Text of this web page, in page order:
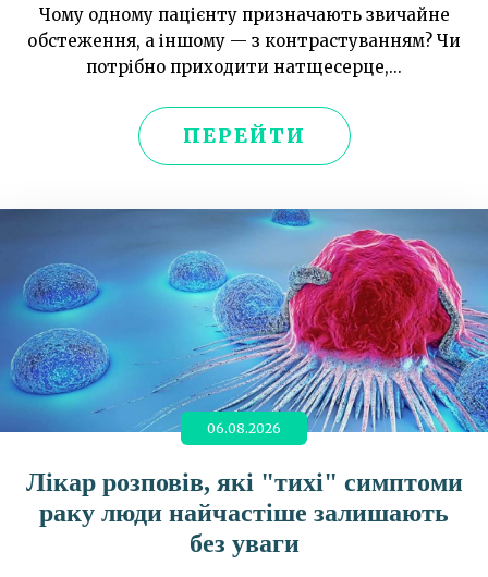
Чому одному пацієнту призначають звичайне
обстеження, а іншому — з контрастуванням? Чи
потрібно приходити натщесерце,...
ПЕРЕЙТИ
06.08.2026
Лікар розповів, які "тихі" симптоми
раку люди найчастіше залишають
без уваги